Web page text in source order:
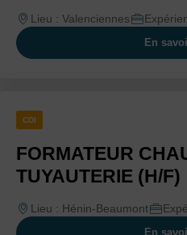
Lieu : Valenciennes
En
CDI
FORMATEUR
TUYAUTERIE (H/F)
Lieu : Hénin-Beaumont
En